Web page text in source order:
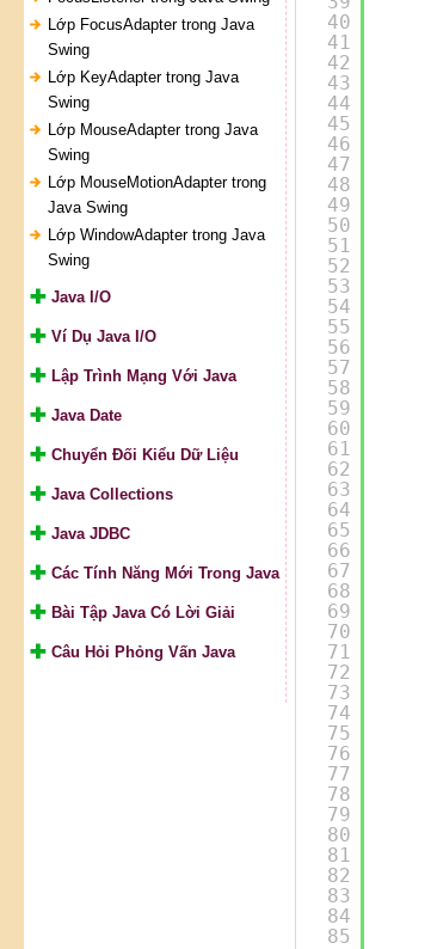
Lớp FocusAdapter trong Java
Swing
Lớp KeyAdapter trong Java
Swing
Lớp MouseAdapter trong Java
Swing
Lớp MouseMotionAdapter trong
Java Swing
Lớp WindowAdapter trong Java
Swing
Java I/O
Ví Dụ Java I/O
Lập Trình Mạng Với Java
Java Date
Chuyển Đối Kiểu Dữ Liệu
Java Collections
Java JDBC
Các Tính Năng Mới Trong Java
Bài Tập Java Có Lời Giải
Câu Hỏi Phỏng Vấn Java
40
41
42
43
44
45
46
47
48
49
50
51
52
53
54
55
56
57
58
59
60
61
62
63
64
65
66
67
68
69
70
71
72
73
74
75
76
77
78
79
80
81
82
83
84
85